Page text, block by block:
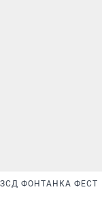
ЗСД ФОНТАНКА ФЕСТ